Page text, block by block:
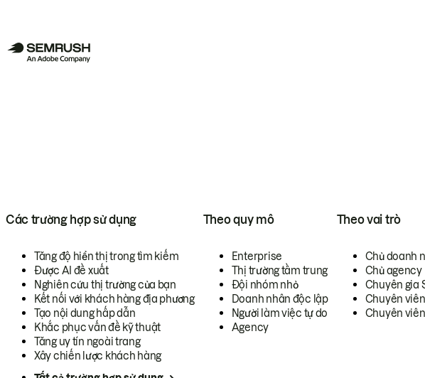
Các trường hợp sử dụng
Tăng độ hiển thị trong tìm kiếm
Được AI đề xuất
Nghiên cứu thị trường của bạn
Kết nối với khách hàng địa phương
Tạo nội dung hấp dẫn
Khắc phục vấn đề kỹ thuật
Tăng uy tín ngoài trang
Xây chiến lược khách hàng
Theo quy mô
Enterprise
Thị trường tầm trung
Đội nhóm nhỏ
Doanh nhân độc lập
Người làm việc tự do
Agency
Theo vai trò
Chủ doanh
Chủ agency
Chuyên gia
Chuyên
Chuyên